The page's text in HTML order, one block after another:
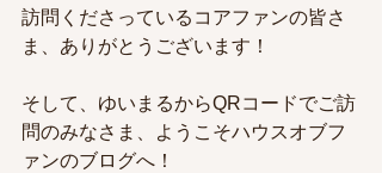
訪問くださっているコアファンの皆さ
ま、ありがとうございます！
そして、ゆいまるからQRコードでご訪
問のみなさま、ようこそハウスオブフ
ァンのブログへ！